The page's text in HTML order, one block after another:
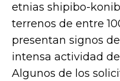
etnias shipibo-
terrenos de entre
presentan signos
intensa actividad
Algunos de los